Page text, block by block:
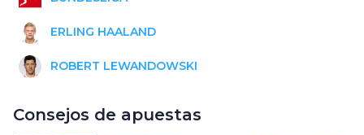
ERLING HAALAND
ROBERT LEWANDOWSKI
Consejos de apuestas